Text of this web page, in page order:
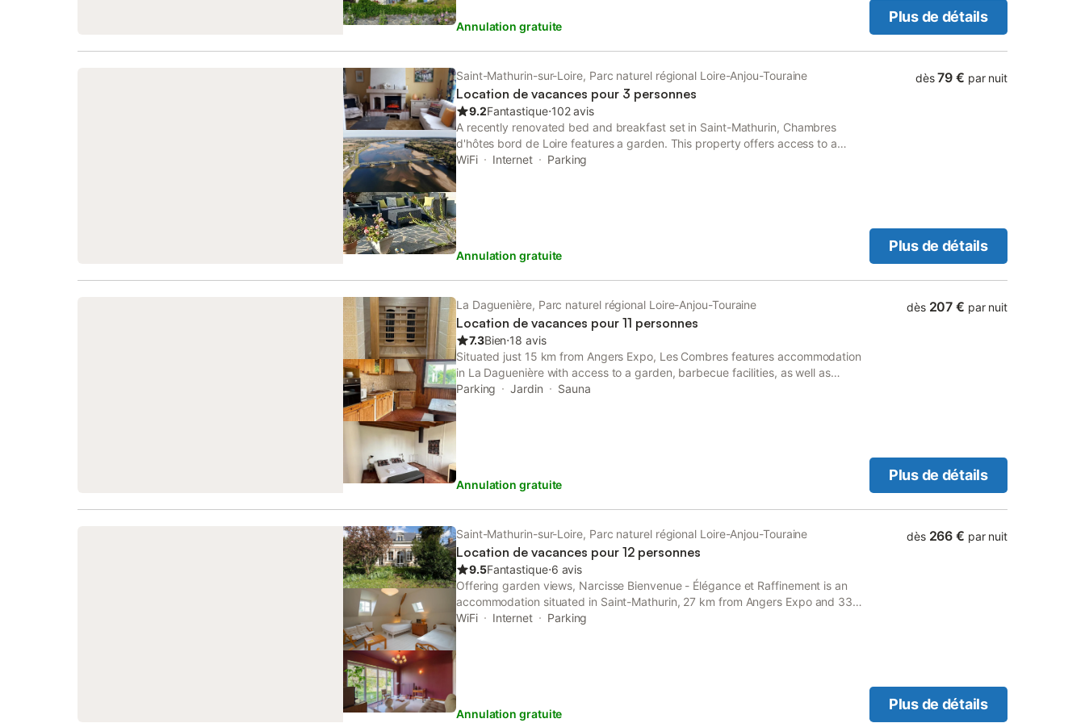
Annulation gratuite
Plus de détails
Saint-Mathurin-sur-Loire, Parc naturel régional Loire-Anjou-Touraine
Location de vacances pour 3 personnes
9.2Fantastique⋅102 avis
A recently renovated bed and breakfast set in Saint-Mathurin, Chambres
d'hôtes bord de Loire features a garden. This property offers access to a
terrace, darts, and free WiFi. The property is non-smoking and is situated 25
WiFi Internet Parking
Annulation gratuite
dès 79 € par nuit
Plus de détails
La Daguenière, Parc naturel régional Loire-Anjou-Touraine
Location de vacances pour 11 personnes
7.3Bien⋅18 avis
Situated just 15 km from Angers Expo, Les Combres features accommodation
in La Daguenière with access to a garden, barbecue facilities, as well as
bicycle parking.
Parking Jardin Sauna
Annulation gratuite
dès 207 € par nuit
Plus de détails
Saint-Mathurin-sur-Loire, Parc naturel régional Loire-Anjou-Touraine
Location de vacances pour 12 personnes
9.5Fantastique⋅6 avis
Offering garden views, Narcisse Bienvenue - Élégance et Raffinement is an
accommodation situated in Saint-Mathurin, 27 km from Angers Expo and 33
km from Terra Botanica. This property offers access to a terrace, free private
WiFi Internet Parking
Annulation gratuite
dès 266 € par nuit
Plus de détails